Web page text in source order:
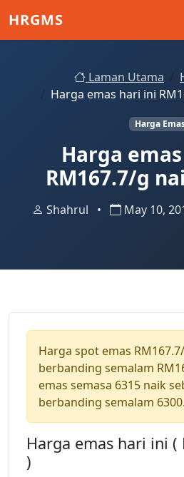
HRGMS
Laman Utama
Harga emas hari ini
Harga
Harga
RM167.7/g
Shahrul • May 10,
Harga spot emas
berbanding semalam
emas semasa 6315 naik
berbanding semalam 6300.
Harga emas hari ini
)